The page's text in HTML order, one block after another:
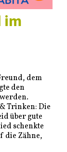
im
dem
den
Trinken: Die
über gute
schenkte
die Zähne,